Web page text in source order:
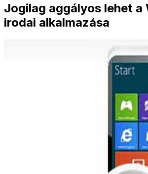
Jogilag aggályos lehet a
irodai alkalmazása